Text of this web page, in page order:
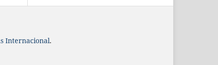
Internacional.